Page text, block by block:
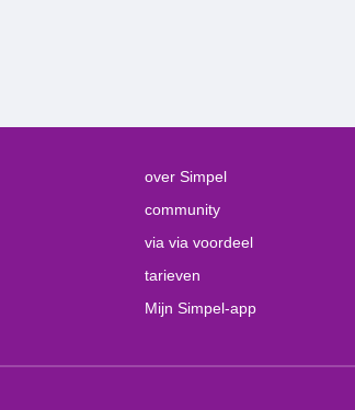
over Simpel
community
via via voordeel
tarieven
Mijn Simpel-app